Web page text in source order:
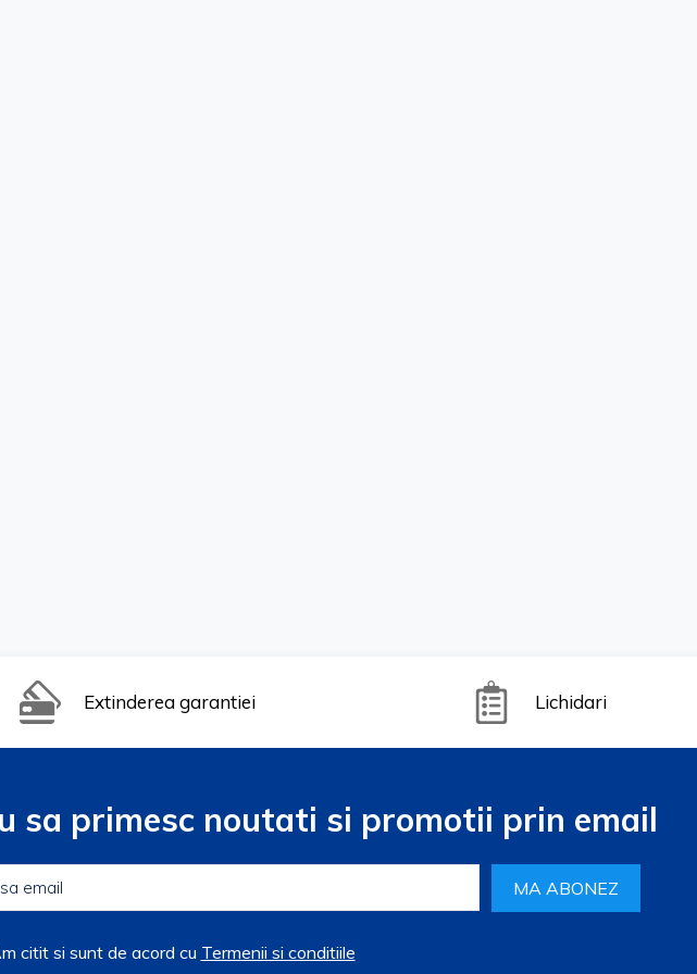
Extinderea garantiei Lichidari
sa primesc noutati si promotii prin email
MA ABONEZ
citit si sunt de acord cu Termenii si conditiile